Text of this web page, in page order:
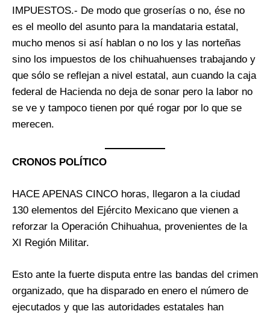
IMPUESTOS.- De modo que groserías o no, ése no
es el meollo del asunto para la mandataria estatal,
mucho menos si así hablan o no los y las norteñas
sino los impuestos de los chihuahuenses trabajando y
que sólo se reflejan a nivel estatal, aun cuando la caja
federal de Hacienda no deja de sonar pero la labor no
se ve y tampoco tienen por qué rogar por lo que se
merecen.
CRONOS POLÍTICO
HACE APENAS CINCO horas, llegaron a la ciudad
130 elementos del Ejército Mexicano que vienen a
reforzar la Operación Chihuahua, provenientes de la
XI Región Militar.
Esto ante la fuerte disputa entre las bandas del crimen
organizado, que ha disparado en enero el número de
ejecutados y que las autoridades estatales han